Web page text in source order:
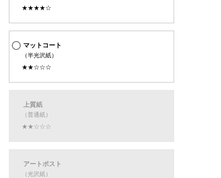
★★★★☆
マットコート
（半光沢紙）
★★☆☆☆
上質紙
（普通紙）
★★☆☆☆
アートポスト
（光沢紙）